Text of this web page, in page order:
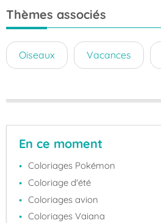
Thèmes associés
Oiseaux Vacances
En ce moment
Coloriages Pokémon
Coloriage d'été
Coloriages avion
Coloriages Vaiana